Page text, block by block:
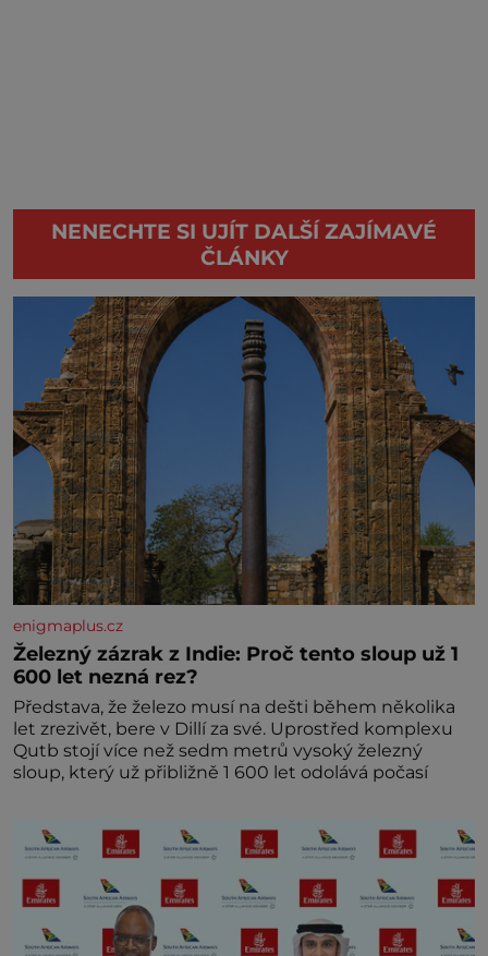
NENECHTE SI UJÍT DALŠÍ ZAJÍMAVÉ
ČLÁNKY
enigmaplus.cz
Železný zázrak z Indie: Proč tento sloup už 1
600 let nezná rez?
Představa, že železo musí na dešti během několika
let zrezivět, bere v Dillí za své. Uprostřed komplexu
Qutb stojí více než sedm metrů vysoký železný
sloup, který už přibližně 1 600 let odolává počasí